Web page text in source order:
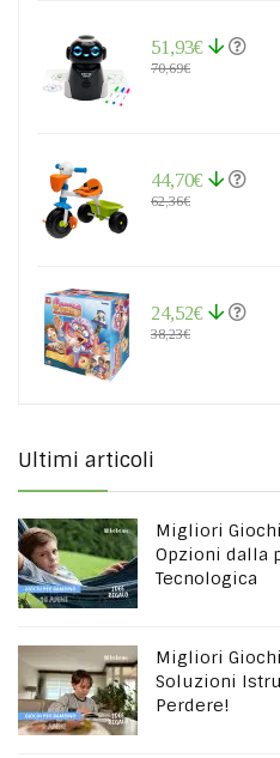
51,93€
70,69€
44,70€
62,36€
24,52€
38,23€
Ultimi articoli
Migliori
Opzioni dalla
Tecnologica
Migliori
Soluzioni
Perdere!